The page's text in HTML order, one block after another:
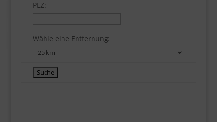
PLZ:
Wähle eine Entfernung: